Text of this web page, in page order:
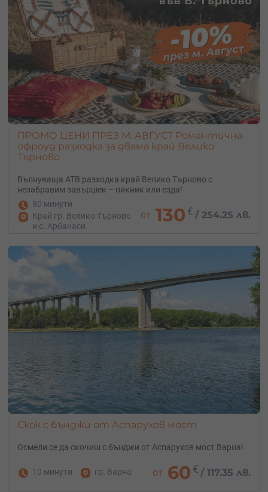
ПРОМО ЦЕНИ ПРЕЗ М. АВГУСТ Романтична
офроуд разходка за двама край Велико
Търново
Вълнуваща АТВ разходка край Велико Търново с
незабравим завършек – пикник или езда!
90 минути
Край гр. Велико Търново
и с. Арбанаси
от 130 € /254.25 лв.
Скок с бънджи от Аспарухов мост
Осмели се да скочиш с бънджи от Аспарухов мост Варна!
10 минути гр. Варна от 60 € /117.35 лв.